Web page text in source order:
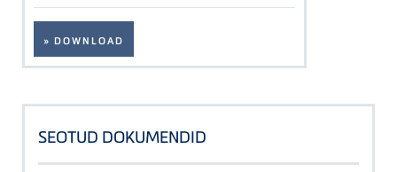
» DOWNLOAD
SEOTUD DOKUMENDID